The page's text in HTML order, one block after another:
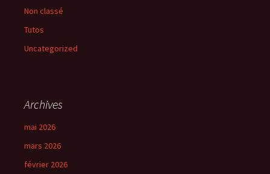
Non classé
Tutos
Uncategorized
Archives
mai 2026
mars 2026
février 2026